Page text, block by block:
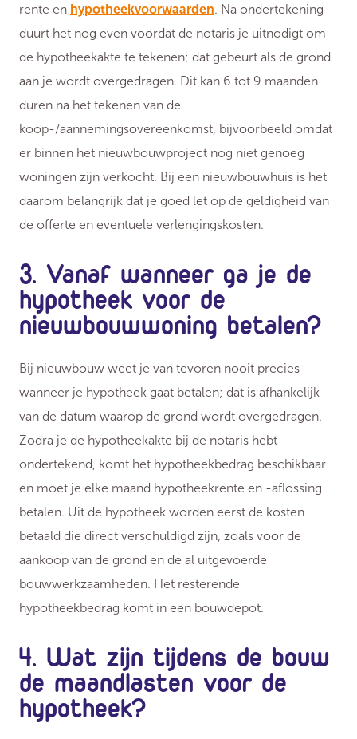
rente en hypotheekvoorwaarden. Na ondertekening
duurt het nog even voordat de notaris je uitnodigt om
de hypotheekakte te tekenen; dat gebeurt als de grond
aan je wordt overgedragen. Dit kan 6 tot 9 maanden
duren na het tekenen van de
koop-/aannemingsovereenkomst, bijvoorbeeld omdat
er binnen het nieuwbouwproject nog niet genoeg
woningen zijn verkocht. Bij een nieuwbouwhuis is het
daarom belangrijk dat je goed let op de geldigheid van
de offerte en eventuele verlengingskosten.
3. Vanaf wanneer ga je de
hypotheek voor de
nieuwbouwwoning betalen?
Bij nieuwbouw weet je van tevoren nooit precies
wanneer je hypotheek gaat betalen; dat is afhankelijk
van de datum waarop de grond wordt overgedragen.
Zodra je de hypotheekakte bij de notaris hebt
ondertekend, komt het hypotheekbedrag beschikbaar
en moet je elke maand hypotheekrente en -aflossing
betalen. Uit de hypotheek worden eerst de kosten
betaald die direct verschuldigd zijn, zoals voor de
aankoop van de grond en de al uitgevoerde
bouwwerkzaamheden. Het resterende
hypotheekbedrag komt in een bouwdepot.
4. Wat zijn tijdens de bouw
de maandlasten voor de
hypotheek?